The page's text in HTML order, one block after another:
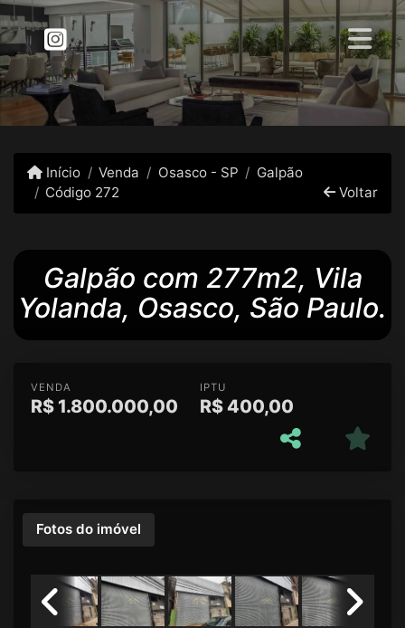
Início Venda Osasco - SP
Galpão
Código 272
Voltar
Galpão com 277m2, Vila
Yolanda, Osasco, São Paulo.
VENDA
R$ 1.800.000,00
IPTU
R$400,00
Fotos do imóvel